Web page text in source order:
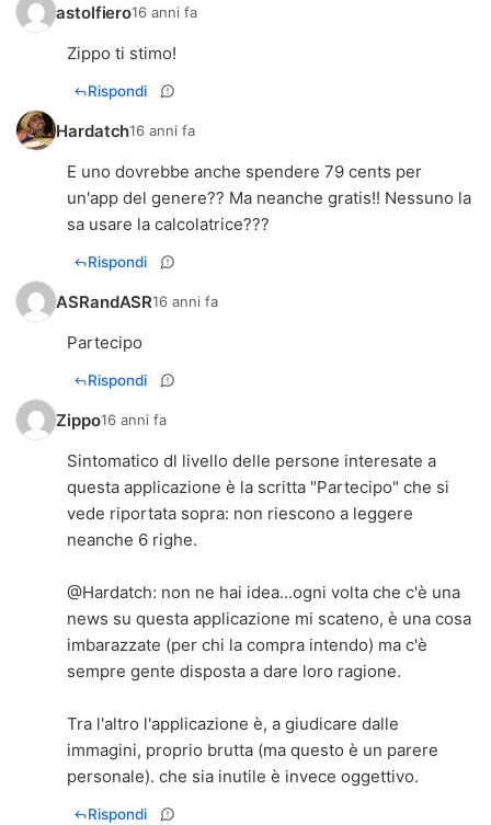
astolfiero16 anni fa
Zippo ti stimo!
Rispondi
Hardatch16 anni fa
E uno dovrebbe anche spendere 79 cents per
un'app del genere?? Ma neanche gratis!! Nessuno la
sa usare la calcolatrice???
Rispondi
ASRandASR16 anni fa
Partecipo
Rispondi
Zippo16 anni fa
Sintomatico dl livello delle persone interesate a
questa applicazione è la scritta "Partecipo" che si
vede riportata sopra: non riescono a leggere
neanche 6 righe.
@Hardatch: non ne hai idea...ogni volta che c'è una
news su questa applicazione mi scateno, è una cosa
imbarazzate (per chi la compra intendo) ma c'è
sempre gente disposta a dare loro ragione.
Tra l'altro l'applicazione è, a giudicare dalle
immagini, proprio brutta (ma questo è un parere
personale). che sia inutile è invece oggettivo.
Rispondi